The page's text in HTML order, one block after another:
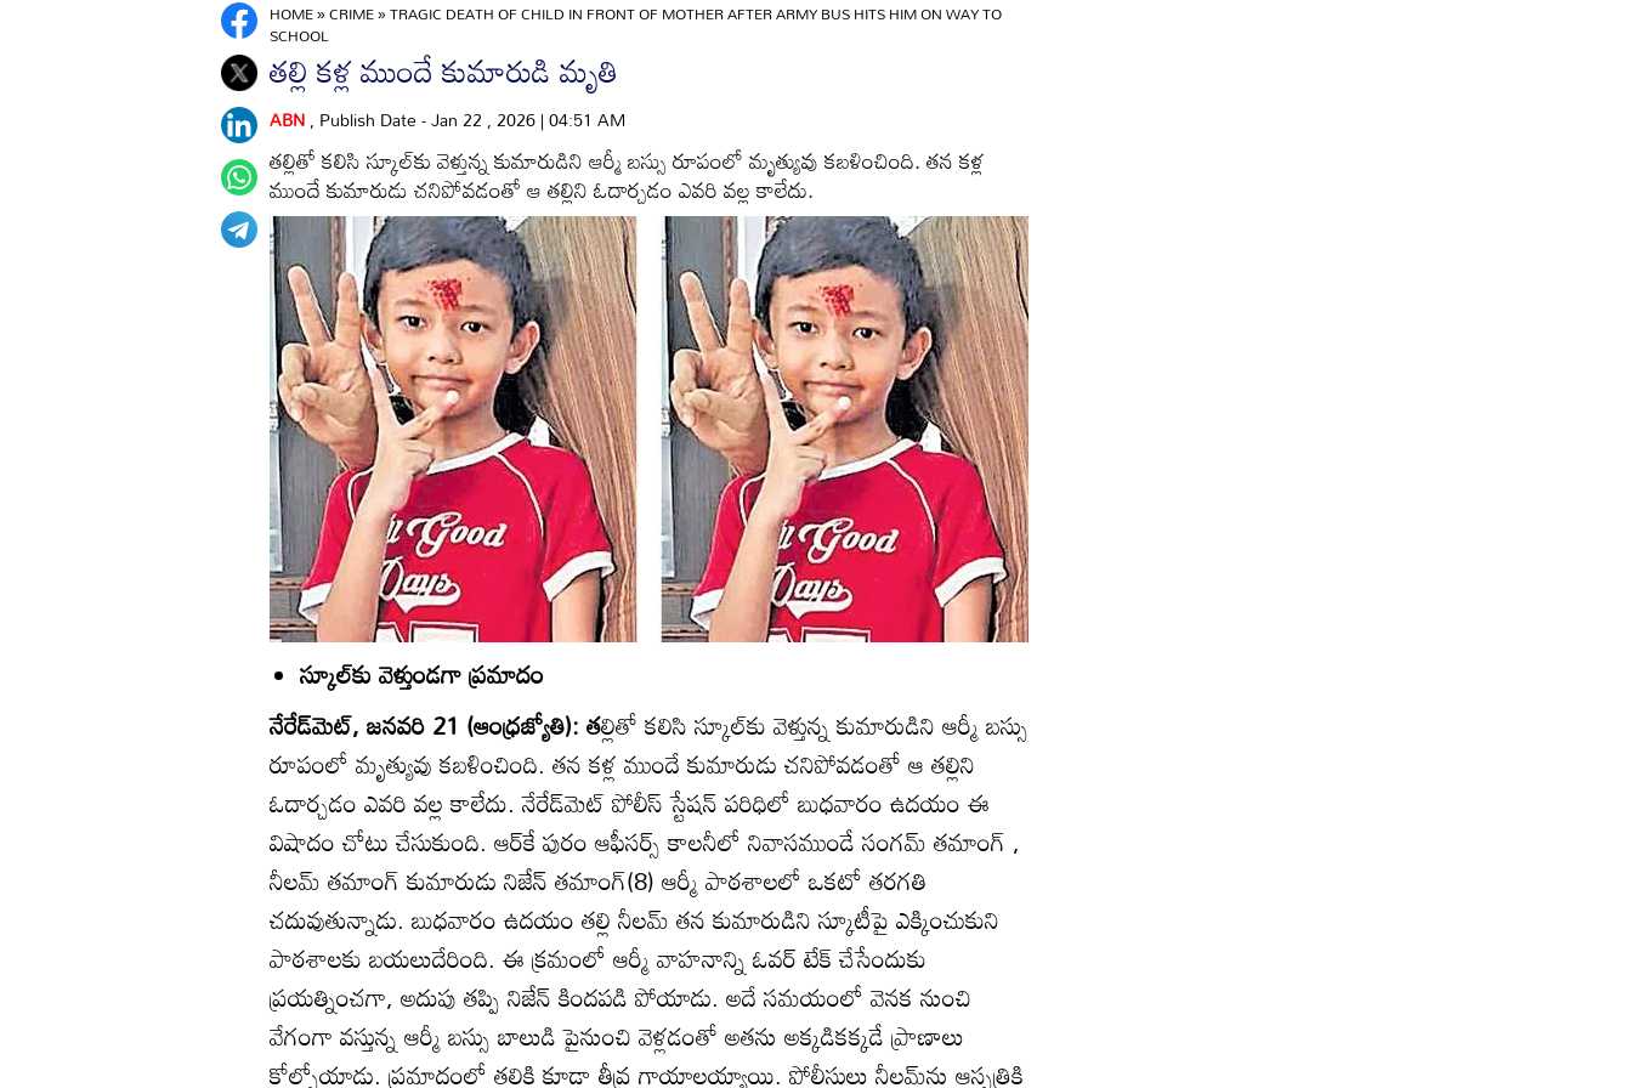
HOME»CRIME»TRAGIC DEATH OF CHILD IN FRONT OF MOTHER AFTER ARMY BUS HITS HIM ON WAY TO
SCHOOL
తల్లి కళ్ల ముందే కుమారుడి మృతి
ABN, Publish Date - Jan 22 , 2026 | 04:51 AM
తల్లితో కలిసి స్కూల్‌కు వెళ్తున్న కుమారుడిని ఆర్మీ బస్సు రూపంలో మృత్యువు కబళించింది. తన కళ్ల
ముందే కుమారుడు చనిపోవడంతో ఆ తల్లిని ఓదార్చడం ఎవరి వల్ల కాలేదు.
స్కూల్‌కు వెళ్తుండగా ప్రమాదం
నేరేడ్‌మెట్‌, జనవరి 21 (ఆంధ్రజ్యోతి): తల్లితో కలిసి స్కూల్‌కు వెళ్తున్న కుమారుడిని ఆర్మీ బస్సు
రూపంలో మృత్యువు కబళించింది. తన కళ్ల ముందే కుమారుడు చనిపోవడంతో ఆ తల్లిని
ఓదార్చడం ఎవరి వల్ల కాలేదు. నేరేడ్‌మెట్‌ పోలీస్‌ స్టేషన్‌ పరిధిలో బుధవారం ఉదయం ఈ
విషాదం చోటు చేసుకుంది. ఆర్‌కే పురం ఆఫీసర్స్‌ కాలనీలో నివాసముండే సంగమ్‌ తమాంగ్‌ ,
నీలమ్‌ తమాంగ్‌ కుమారుడు నిజేన్‌ తమాంగ్‌(8) ఆర్మీ పాఠశాలలో ఒకటో తరగతి
చదువుతున్నాడు. బుధవారం ఉదయం తల్లి నీలమ్‌ తన కుమారుడిని స్కూటీపై ఎక్కించుకుని
పాఠశాలకు బయలుదేరింది. ఈ క్రమంలో ఆర్మీ వాహనాన్ని ఓవర్‌ టేక్‌ చేసేందుకు
ప్రయత్నించగా, అదుపు తప్పి నిజేన్‌ కిందపడి పోయాడు. అదే సమయంలో వెనక నుంచి
వేగంగా వస్తున్న ఆర్మీ బస్సు బాలుడి పైనుంచి వెళ్లడంతో అతను అక్కడికక్కడే ప్రాణాలు
కోల్పోయాడు. ప్రమాదంలో తల్లికి కూడా తీవ్ర గాయాలయ్యాయి. పోలీసులు నీలమ్‌ను ఆస్పత్రికి